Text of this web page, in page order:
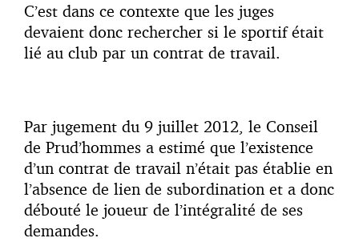
C’est dans ce contexte que les juges
devaient donc rechercher si le sportif était
lié au club par un contrat de travail.
Par jugement du 9 juillet 2012, le Conseil
de Prud’hommes a estimé que l’existence
d’un contrat de travail n’était pas établie en
l’absence de lien de subordination et a donc
débouté le joueur de l’intégralité de ses
demandes.